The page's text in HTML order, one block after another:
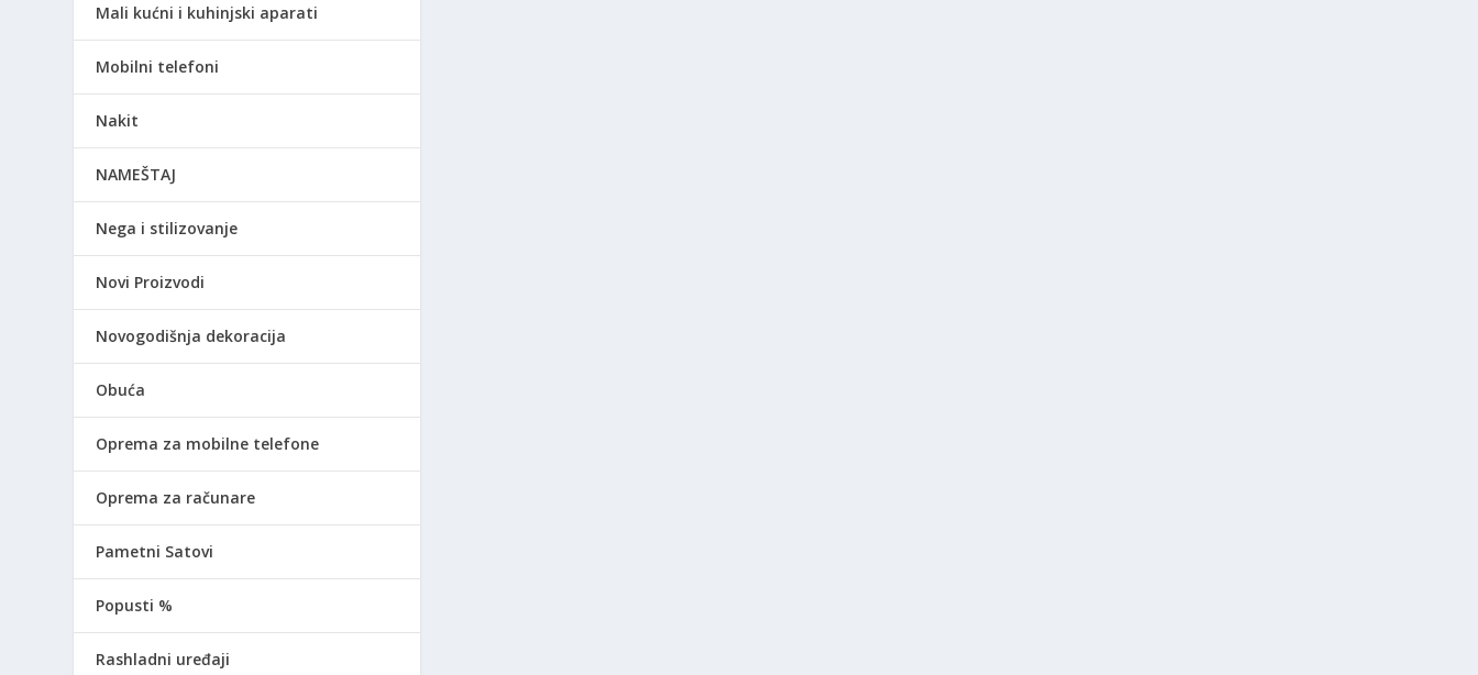
Mali kućni i kuhinjski aparati
Mobilni telefoni
Nakit
NAMEŠTAJ
Nega i stilizovanje
Novi Proizvodi
Novogodišnja dekoracija
Obuća
Oprema za mobilne telefone
Oprema za računare
Pametni Satovi
Popusti %
Rashladni uređaji